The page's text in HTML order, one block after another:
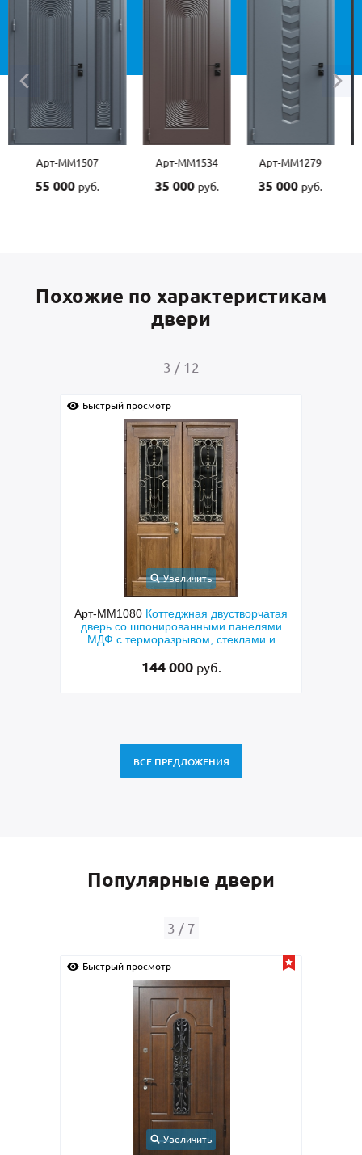
Арт-ММ1507
55 000 руб.
Арт-ММ1534
35 000 руб.
Арт-ММ1279
35 000 руб.
Похожие по характеристикам
двери
3 / 12
Быстрый просмотр
Увеличить
Арт-ММ1080 Коттеджная двустворчатая
дверь со шпонированными панелями
МДФ с терморазрывом, стеклами и
144 000 руб.
ВСЕ ПРЕДЛОЖЕНИЯ
Популярные двери
3 / 7
Быстрый просмотр
Увеличить